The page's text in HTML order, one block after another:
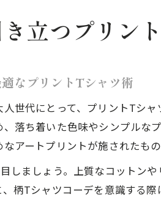
立つプリン
なプリントTシャツ術
世代にとって、プリントTシ
落ち着いた色味やシンプルな
アートプリントが施されたもの
しましょう。上質なコットン
柄Tシャツコーデを意識する